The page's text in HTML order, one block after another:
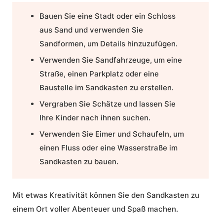
Bauen Sie eine Stadt oder ein Schloss
aus Sand und verwenden Sie
Sandformen, um Details hinzuzufügen.
Verwenden Sie Sandfahrzeuge, um eine
Straße, einen Parkplatz oder eine
Baustelle im Sandkasten zu erstellen.
Vergraben Sie Schätze und lassen Sie
Ihre Kinder nach ihnen suchen.
Verwenden Sie Eimer und Schaufeln, um
einen Fluss oder eine Wasserstraße im
Sandkasten zu bauen.
Mit etwas Kreativität können Sie den Sandkasten zu
einem Ort voller Abenteuer und Spaß machen.